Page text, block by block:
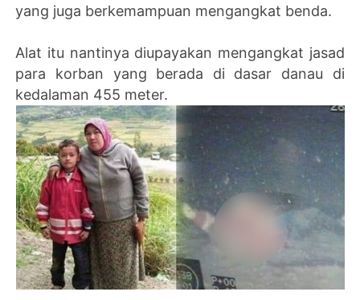
yang juga berkemampuan mengangkat benda.
Alat itu nantinya diupayakan mengangkat jasad
para korban yang berada di dasar danau di
kedalaman 455 meter.